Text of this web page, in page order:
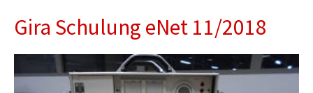
Gira Schulung eNet 11/2018